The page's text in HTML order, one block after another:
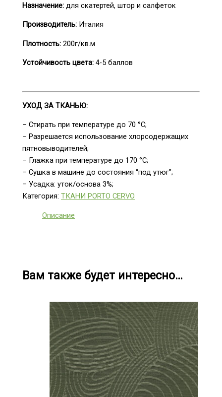
Назначение: для скатертей, штор и салфеток
Производитель: Италия
Плотность: 200г/кв.м
Устойчивость цвета: 4-5 баллов
УХОД ЗА ТКАНЬЮ:
– Стирать при температуре до 70 °С;
– Разрешается использование хлорсодержащих
пятновыводителей;
– Глажка при температуре до 170 °С;
– Сушка в машине до состояния “под утюг”;
– Усадка: уток/основа 3%;
Категория:ТКАНИ PORTO CERVO
Описание
Вам также будет интересно…